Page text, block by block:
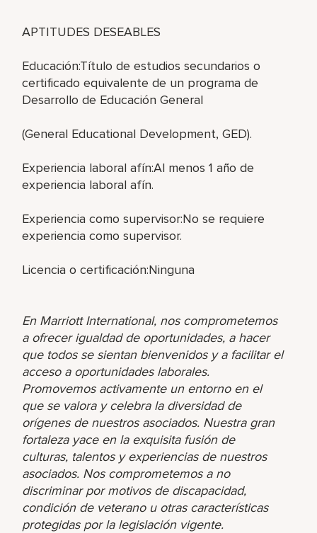
APTITUDES DESEABLES
Educación:Título de estudios secundarios o
certificado equivalente de un programa de
Desarrollo de Educación General
(General Educational Development, GED).
Experiencia laboral afín:Al menos 1 año de
experiencia laboral afín.
Experiencia como supervisor:No se requiere
experiencia como supervisor.
Licencia o certificación:Ninguna
En Marriott International, nos comprometemos
a ofrecer igualdad de oportunidades, a hacer
que todos se sientan bienvenidos y a facilitar el
acceso a oportunidades laborales.
Promovemos activamente un entorno en el
que se valora y celebra la diversidad de
orígenes de nuestros asociados. Nuestra gran
fortaleza yace en la exquisita fusión de
culturas, talentos y experiencias de nuestros
asociados. Nos comprometemos a no
discriminar por motivos de discapacidad,
condición de veterano u otras características
protegidas por la legislación vigente.